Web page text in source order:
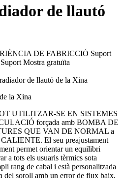
de llautó
DE FABRICCIÓ Suport
Mostra gratuïta
de llautó de la Xina
la Xina
UTILITZAR-SE EN SISTEMES
forçada amb BOMBA DE
QUE VAN DE NORMAL a
El seu preajustament
permet orientar un equilibri
a tots els usuaris tèrmics sota
rang de cabal i està personalitzada
del soroll amb un error de flux baix.